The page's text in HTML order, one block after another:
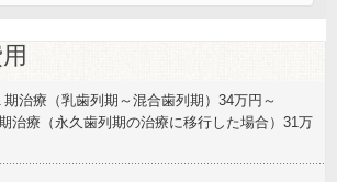
期治療（乳歯列期～混合歯列期）34万円～
治療（永久歯列期の治療に移行した場合）31万